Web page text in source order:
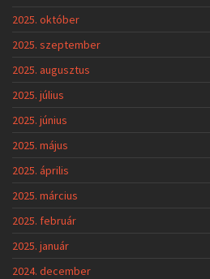
2025. október
2025. szeptember
2025. augusztus
2025. július
2025. június
2025. május
2025. április
2025. március
2025. február
2025. január
2024. december